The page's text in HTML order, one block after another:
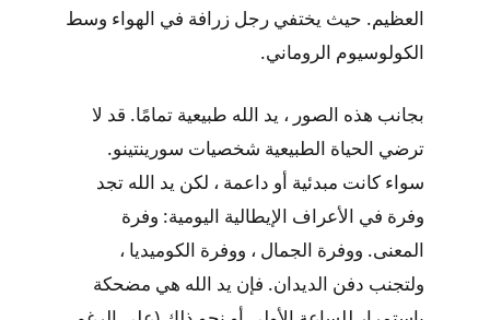
العظيم. حيث يختفي رجل زرافة في الهواء وسط
الكولوسيوم الروماني.
بجانب هذه الصور ، يد الله طبيعية تمامًا. قد لا
ترضي الحياة الطبيعية شخصيات سورينتينو.
سواء كانت مبدئية أو داعمة ، لكن يد الله تجد
وفرة في الأعراف الإيطالية اليومية: وفرة
المعنى. ووفرة الجمال ، ووفرة الكوميديا ​​،
ولتجنب دفن الديدان. فإن يد الله هي مضحكة